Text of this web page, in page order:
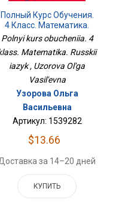
Полный Курс Обучения.
4 Класс. Математика.
Русский Язык
Polnyi kurs obucheniia. 4
Matematika. Russkii
iazyk , Uzorova Ol'ga
Vasil'evna
Узорова Ольга
Васильевна
Артикул: 1539282
$13.66
за 14–20 дней
КУПИТЬ